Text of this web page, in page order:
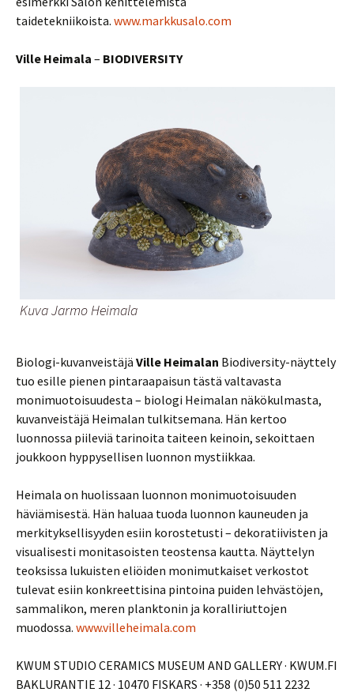
taidetekniikoista. www.markkusalo.com
Ville Heimala – BIODIVERSITY
Kuva Jarmo Heimala
Biologi-kuvanveistäjä Ville Heimalan Biodiversity-näyttely
tuo esille pienen pintaraapaisun tästä valtavasta
monimuotoisuudesta – biologi Heimalan näkökulmasta,
kuvanveistäjä Heimalan tulkitsemana. Hän kertoo
luonnossa piileviä tarinoita taiteen keinoin, sekoittaen
joukkoon hyppysellisen luonnon mystiikkaa.
Heimala on huolissaan luonnon monimuotoisuuden
häviämisestä. Hän haluaa tuoda luonnon kauneuden ja
merkityksellisyyden esiin korostetusti – dekoratiivisten ja
visualisesti monitasoisten teostensa kautta. Näyttelyn
teoksissa lukuisten eliöiden monimutkaiset verkostot
tulevat esiin konkreettisina pintoina puiden lehvästöjen,
sammalikon, meren planktonin ja koralliriuttojen
muodossa. www.villeheimala.com
KWUM STUDIO CERAMICS MUSEUM AND GALLERY · KWUM.FI
BAKLURANTIE 12 · 10470 FISKARS · +358 (0)50 511 2232